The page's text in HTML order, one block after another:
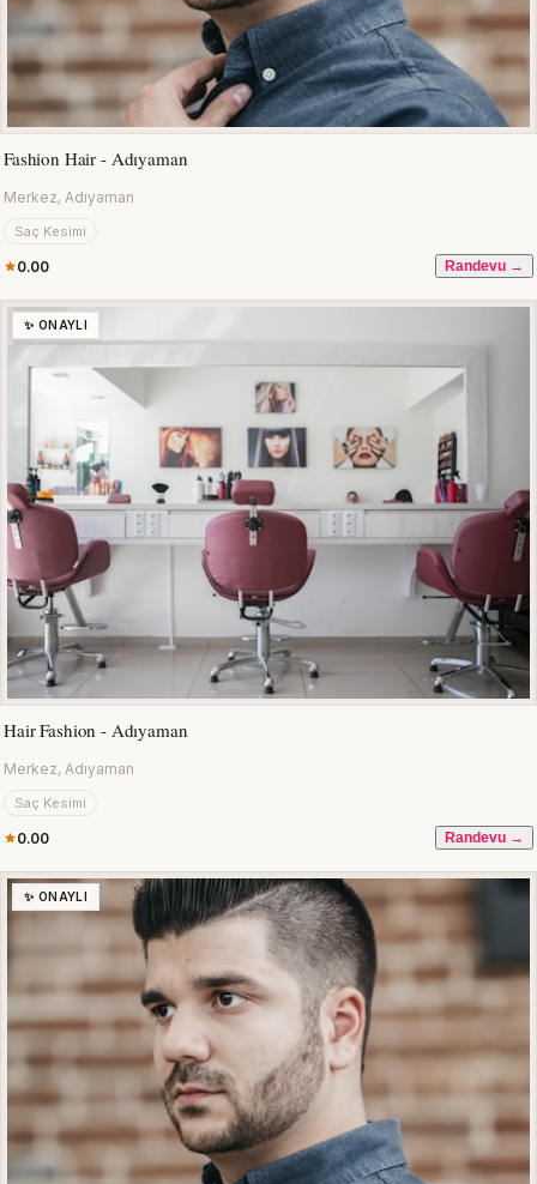
Fashion Hair - Adıyaman
Merkez, Adıyaman
Saç Kesimi
0.00 Randevu →
✨ ONAYLI
Hair Fashion - Adıyaman
Merkez, Adıyaman
Saç Kesimi
0.00 Randevu →
✨ ONAYLI